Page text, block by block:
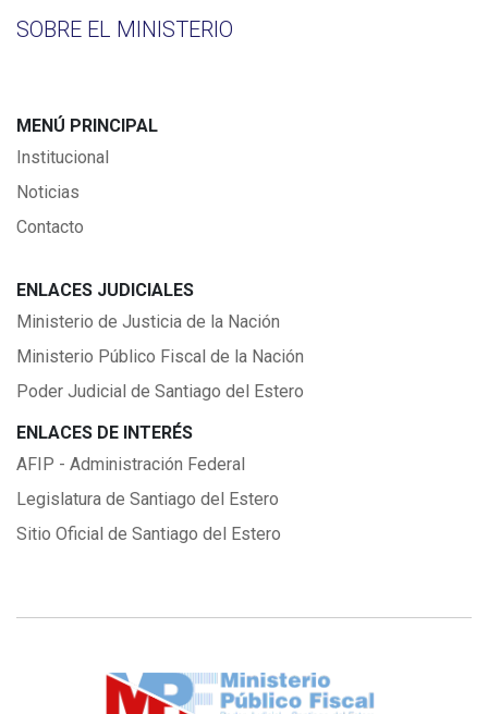
SOBRE EL MINISTERIO
MENÚ PRINCIPAL
Institucional
Noticias
Contacto
ENLACES JUDICIALES
Ministerio de Justicia de la Nación
Ministerio Público Fiscal de la Nación
Poder Judicial de Santiago del Estero
ENLACES DE INTERÉS
AFIP - Administración Federal
Legislatura de Santiago del Estero
Sitio Oficial de Santiago del Estero